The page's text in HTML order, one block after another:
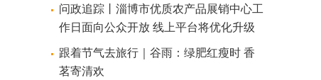
台将优化升级
问政追踪丨淄博市优质农产品展销中心工
作日面向公众开放 线上平台将优化升级
跟着节气去旅行｜谷雨：绿肥红瘦时 香
茗寄清欢